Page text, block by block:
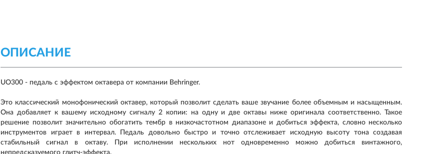
ОПИСАНИЕ
UO300 - педаль с эффектом октавера от компании Behringer.
Это классический монофонический октавер, который позволит сделать ваше звучание более объемным и насыщенным.
Она добавляет к вашему исходному сигналу 2 копии: на одну и две октавы ниже оригинала соответственно. Такое
решение позволит значительно обогатить тембр в низкочастотном диапазоне и добиться эффекта, словно несколько
инструментов играет в интервал. Педаль довольно быстро и точно отслеживает исходную высоту тона создавая
стабильный сигнал в октаву. При исполнении нескольких нот одновременно можно добиться винтажного,
непредсказуемого глитч-эффекта.